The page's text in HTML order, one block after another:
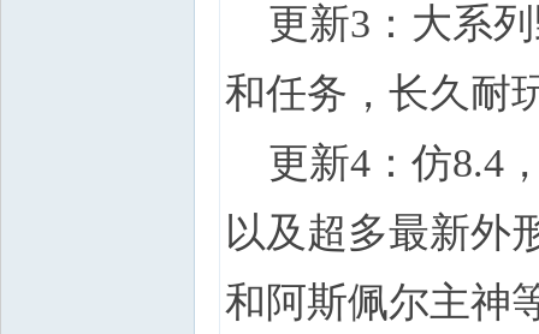
更新3：大系列
和任务，长久耐
更新4：仿8.4
以及超多最新外
和阿斯佩尔主神